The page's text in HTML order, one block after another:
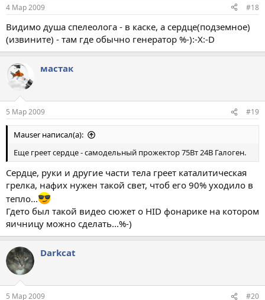
4 Мар 2009 #18
Видимо душа спелеолога - в каске, а сердце(подземное)
(извините) - там где обычно генератор %-):-X:-D
мастак
5 Мар 2009 #19
Mauser написал(а):
Еще греет сердце - самодельный прожектор 75Вт 24В Галоген.
Сердце, руки и другие части тела греет каталитическая
грелка, нафих нужен такой свет, чтоб его 90% уходило в
тепло...
Гдето был такой видео сюжет о HID фонарике на котором
яичницу можно сделать...%-)
Darkcat
5 Мар 2009 #20